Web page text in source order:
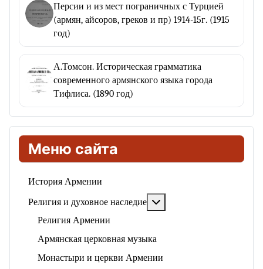
Меню сайта
История Армении
Религия и духовное наследие
Религия Армении
Армянская церковная музыка
Монастыри и церкви Армении
Персии и из мест пограничных с Турцией
(армян, айсоров, греков и пр) 1914-15г. (1915
год)
А.Томсон. Историческая грамматика
современного армянского языка города
Тифлиса. (1890 год)